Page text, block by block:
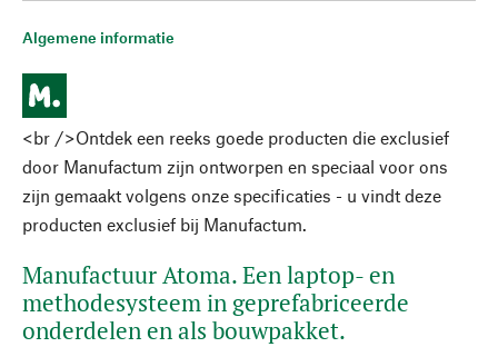
Algemene informatie
<br />Ontdek een reeks goede producten die exclusief
door Manufactum zijn ontworpen en speciaal voor ons
zijn gemaakt volgens onze specificaties - u vindt deze
producten exclusief bij Manufactum.
Manufactuur Atoma. Een laptop- en
methodesysteem in geprefabriceerde
onderdelen en als bouwpakket.